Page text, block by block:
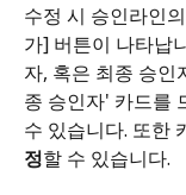
수정 시 승인라인
가] 버튼이 나타납
자, 혹은 최종 승인
종 승인자' 카드를
수 있습니다. 또한
정할 수 있습니다.